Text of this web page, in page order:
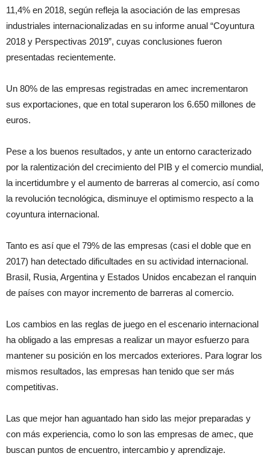
11,4% en 2018, según refleja la asociación de las empresas
industriales internacionalizadas en su informe anual “Coyuntura
2018 y Perspectivas 2019”, cuyas conclusiones fueron
presentadas recientemente.
Un 80% de las empresas registradas en amec incrementaron
sus exportaciones, que en total superaron los 6.650 millones de
euros.
Pese a los buenos resultados, y ante un entorno caracterizado
por la ralentización del crecimiento del PIB y el comercio mundial,
la incertidumbre y el aumento de barreras al comercio, así como
la revolución tecnológica, disminuye el optimismo respecto a la
coyuntura internacional.
Tanto es así que el 79% de las empresas (casi el doble que en
2017) han detectado dificultades en su actividad internacional.
Brasil, Rusia, Argentina y Estados Unidos encabezan el ranquin
de países con mayor incremento de barreras al comercio.
Los cambios en las reglas de juego en el escenario internacional
ha obligado a las empresas a realizar un mayor esfuerzo para
mantener su posición en los mercados exteriores. Para lograr los
mismos resultados, las empresas han tenido que ser más
competitivas.
Las que mejor han aguantado han sido las mejor preparadas y
con más experiencia, como lo son las empresas de amec, que
buscan puntos de encuentro, intercambio y aprendizaje.